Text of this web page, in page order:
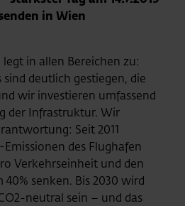
in Wien
in allen Bereichen zu:
sind deutlich gestiegen, die
wir investieren umfassend
der Infrastruktur. Wir
Seit 2011
des Flughafen
Verkehrseinheit und den
senken. Bis 2030 wird
neutral sein – und das